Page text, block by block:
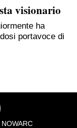
visionario
ha
portavoce di